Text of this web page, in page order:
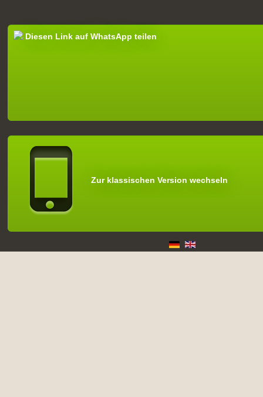
Diesen Link auf WhatsApp teilen
Zur klassischen Version wechseln